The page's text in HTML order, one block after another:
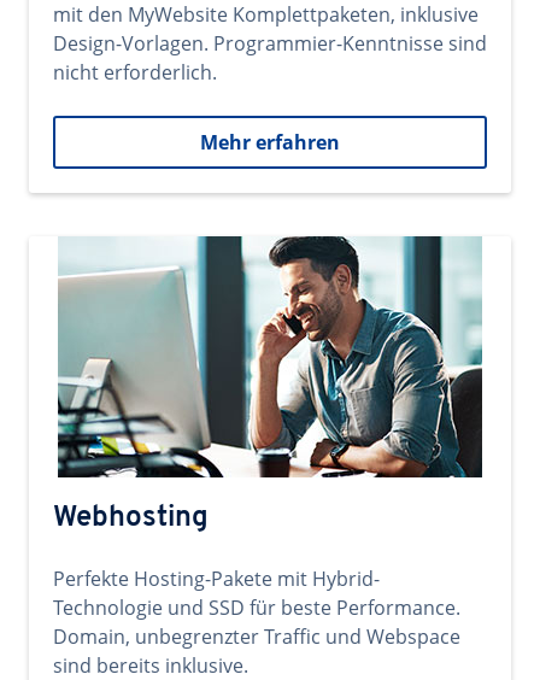
mit den MyWebsite Komplettpaketen, inklusive
Design-Vorlagen. Programmier-Kenntnisse sind
nicht erforderlich.
Mehr erfahren
Webhosting
Perfekte Hosting-Pakete mit Hybrid-
Technologie und SSD für beste Performance.
Domain, unbegrenzter Traffic und Webspace
sind bereits inklusive.